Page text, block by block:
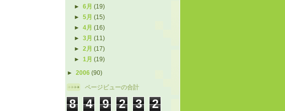
►6月(19)
►5月(15)
►4月(16)
►3月(11)
►2月(17)
►1月(19)
► 2006 (90)
ページビューの合計
8 4 9 2 3 2